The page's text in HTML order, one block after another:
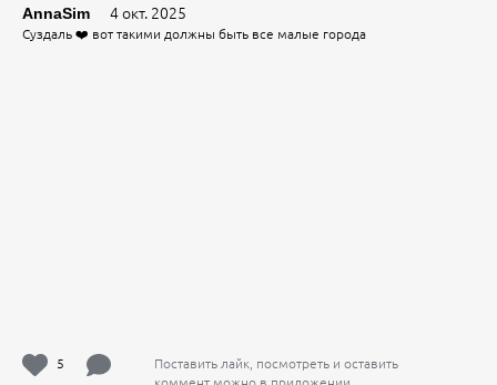
AnnaSim 4 окт. 2025
Суздаль ❤️ вот такими должны быть все малые города
5
Поставить лайк, посмотреть и оставить